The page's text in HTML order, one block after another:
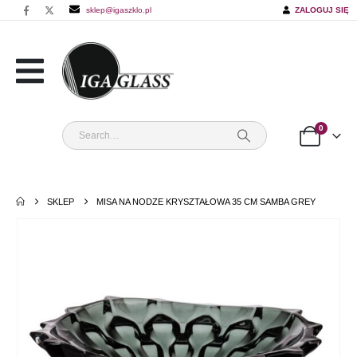
sklep@igaszklo.pl ZALOGUJ SIĘ
0
SKLEP MISA NA NODZE KRYSZTAŁOWA 35 CM SAMBA GREY